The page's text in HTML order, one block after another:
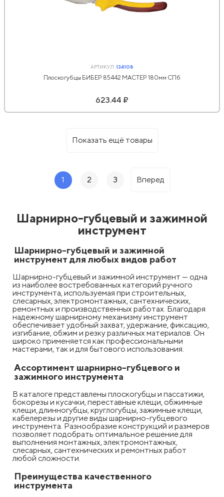
АРТИКУЛ:134108
Плоскогубцы БИБЕР 85442 МАСТЕР 180мм СПб
623.44 ₽
Показать ещё товары
1 2 3 Вперед
Шарнирно-губцевый и зажимной
инструмент
Шарнирно-губцевый и зажимной
инструмент для любых видов работ
Шарнирно-губцевый и зажимной инструмент — одна
из наиболее востребованных категорий ручного
инструмента, используемая при строительных,
слесарных, электромонтажных, сантехнических,
ремонтных и производственных работах. Благодаря
надежному шарнирному механизму инструмент
обеспечивает удобный захват, удержание, фиксацию,
изгибание, обжим и резку различных материалов. Он
широко применяется как профессиональными
мастерами, так и для бытового использования.
Ассортимент шарнирно-губцевого и
зажимного инструмента
В каталоге представлены плоскогубцы и пассатижи,
бокорезы и кусачки, переставные клещи, обжимные
клещи, длинногубцы, круглогубцы, зажимные клещи,
кабелерезы и другие виды шарнирно-губцевого
инструмента. Разнообразие конструкций и размеров
позволяет подобрать оптимальное решение для
выполнения монтажных, электромонтажных,
слесарных, сантехнических и ремонтных работ
любой сложности.
Преимущества качественного
инструмента